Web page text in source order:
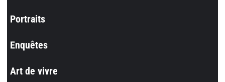
Portraits
Enquêtes
Art de vivre